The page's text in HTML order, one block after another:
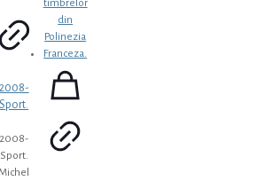
2008-
Sport.
2008-
Sport.
Michel